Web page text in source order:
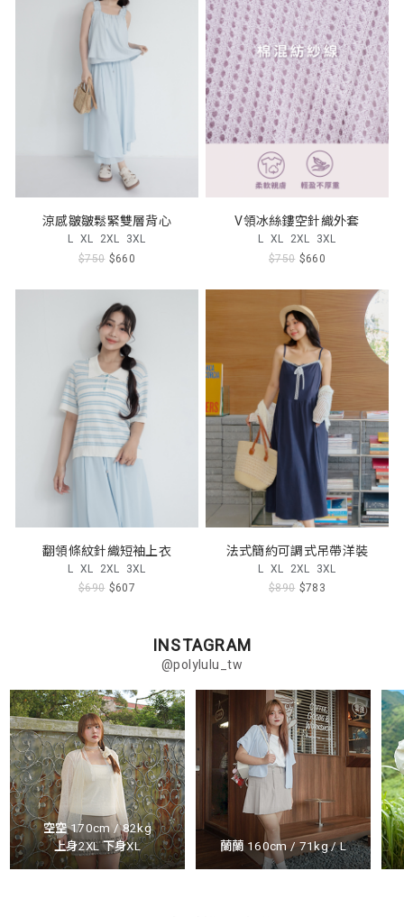
涼感皺皺鬆緊雙層背心
L XL 2XL 3XL
$750 $660
V領冰絲鏤空針織外套
L XL 2XL 3XL
$750 $660
翻領條紋針織短袖上衣
L XL 2XL 3XL
$690 $607
法式簡約可調式吊帶洋裝
L XL 2XL 3XL
$890 $783
INSTAGRAM
@polylulu_tw
空空 170cm / 82kg
上身2XL 下身XL
蘭蘭 160cm / 71kg / L